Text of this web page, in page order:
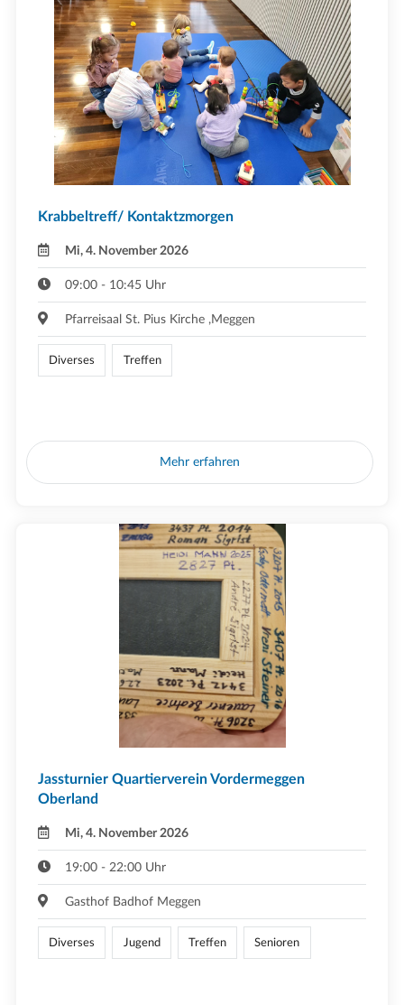
Krabbeltreff/ Kontaktzmorgen
Mi, 4. November 2026
09:00 - 10:45 Uhr
Pfarreisaal St. Pius Kirche ,Meggen
Diverses Treffen
Mehr erfahren
Jassturnier Quartierverein Vordermeggen
Oberland
Mi, 4. November 2026
19:00 - 22:00 Uhr
Gasthof Badhof Meggen
Diverses Jugend Treffen Senioren